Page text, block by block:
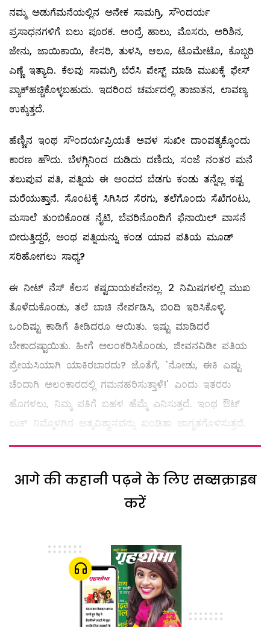
ನಮ್ಮ ಅಡುಗೆಮನೆಯಲ್ಲಿನ ಅನೇಕ ಸಾಮಗ್ರಿ, ಸೌಂದರ್ಯ
ಪ್ರಸಾಧನಗಳಿಗೆ ಬಲು ಪೂರಕ. ಅಂದ್ರೆ ಹಾಲು, ಮೊಸರು, ಅರಿಶಿನ,
ಜೇನು, ಜಾಯಿಕಾಯಿ, ಕೇಸರಿ, ತುಳಸಿ, ಆಲೂ, ಟೊಮೇಟೊ, ಕೊಬ್ಬರಿ
ಎಣ್ಣೆ ಇತ್ಯಾದಿ. ಕೆಲವು ಸಾಮಗ್ರಿ ಬೆರೆಸಿ ಪೇಸ್ಟ್ ಮಾಡಿ ಮುಖಕ್ಕೆ ಫೇಸ್‌
ಪ್ಯಾಕ್‌ಹಚ್ಚಿಕೊಳ್ಳಬಹುದು. ಇದರಿಂದ ಚರ್ಮದಲ್ಲಿ ತಾಜಾತನ, ಲಾವಣ್ಯ
ಉಕ್ಕುತ್ತದೆ.
ಹೆಣ್ಣಿನ ಇಂಥ ಸೌಂದರ್ಯಪ್ರಿಯತೆ ಅವಳ ಸುಖೀ ದಾಂಪತ್ಯಕ್ಕೊಂದು
ಕಾರಣ ಹೌದು. ಬೆಳಗ್ಗಿನಿಂದ ದುಡಿದು ದಣಿದು, ಸಂಜೆ ನಂತರ ಮನೆ
ತಲುಪುವ ಪತಿ, ಪತ್ನಿಯ ಈ ಅಂದದ ಬೆಡಗು ಕಂಡು ತನ್ನೆಲ್ಲ ಕಷ್ಟ
ಮರೆಯುತ್ತಾನೆ. ಸೊಂಟಕ್ಕೆ ಸಿಗಿಸಿದ ಸೆರಗು, ತಲೆಗೊಂದು ಸೆಖೆಗಂಟು,
ಮಸಾಲೆ ತುಂಬಿಕೊಂಡ ನೈಟಿ, ಬೆವರಿನೊಂದಿಗೆ ಫೆನಾಯಿಲ್ ವಾಸನೆ
ಬೀರುತ್ತಿದ್ದರೆ, ಅಂಥ ಪತ್ನಿಯನ್ನು ಕಂಡ ಯಾವ ಪತಿಯ ಮೂಡ್‌
ಸರಿಹೋಗಲು ಸಾಧ್ಯ?
ಈ ನೀಟ್‌ ನೆಸ್‌ ಕೆಲಸ ಕಷ್ಟದಾಯಕವೇನಲ್ಲ. 2 ನಿಮಿಷಗಳಲ್ಲಿ ಮುಖ
ತೊಳೆದುಕೊಂಡು, ತಲೆ ಬಾಚಿ ನೇರ್ಪಡಿಸಿ, ಬಿಂದಿ ಇರಿಸಿಕೊಳ್ಳಿ.
ಒಂದಿಷ್ಟು ಕಾಡಿಗೆ ತೀಡಿದರೂ ಆಯಿತು. ಇಷ್ಟು ಮಾಡಿದರೆ
ಬೇಕಾದಷ್ಟಾಯಿತು. ಹೀಗೆ ಅಲಂಕರಿಸಿಕೊಂಡು, ಜೀವನವಿಡೀ ಪತಿಯ
ಪ್ರೇಯಸಿಯಾಗಿ ಯಾಕಿರಬಾರದು? ಜೊತೆಗೆ, `ನೋಡು, ಈಕಿ ಎಷ್ಟು
ಚೆಂದಾಗಿ ಅಲಂಕಾರದಲ್ಲಿ ಗಮನಹರಿಸುತ್ತಾಳೆ!' ಎಂದು ಇತರರು
ಹೊಗಳಲು, ನಿಮ್ಮ ಪತಿಗೆ ಬಹಳ ಹೆಮ್ಮೆ ಎನಿಸುತ್ತದೆ. ಇಂಥ ಔಟ್‌
ಲುಕ್‌ ನಿಮ್ಮೊಳಗಿನ ಆತ್ಮವಿಶ್ವಾಸವನ್ನು ಖಂಡಿತಾ ಜಾಗೃತಗೊಳಿಸುತ್ತದೆ.
आगे की कहानी पढ़ने के लिए सब्सक्राइब
करें